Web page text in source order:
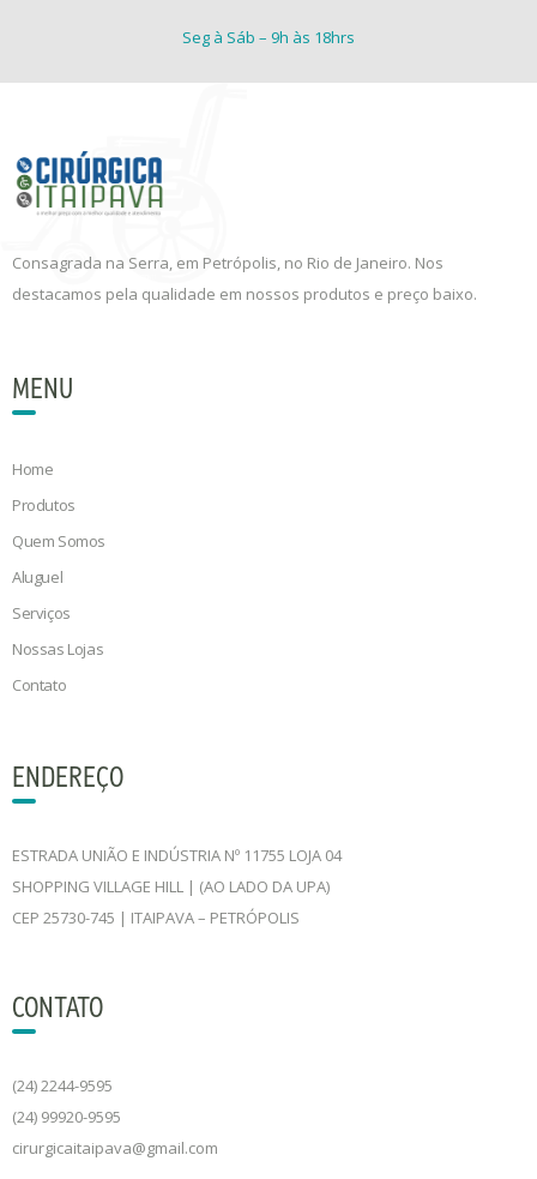
Seg à Sáb – 9h às 18hrs
Consagrada na Serra, em Petrópolis, no Rio de Janeiro. Nos
destacamos pela qualidade em nossos produtos e preço baixo.
MENU
Home
Produtos
Quem Somos
Aluguel
Serviços
Nossas Lojas
Contato
ENDEREÇO
ESTRADA UNIÃO E INDÚSTRIA Nº 11755 LOJA 04
SHOPPING VILLAGE HILL | (AO LADO DA UPA)
CEP 25730-745 | ITAIPAVA – PETRÓPOLIS
CONTATO
(24) 2244-9595
(24) 99920-9595
cirurgicaitaipava@gmail.com